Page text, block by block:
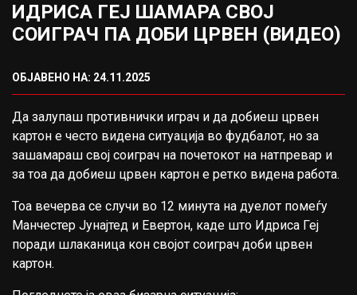
ИДРИСА ГЕЈ ШАМАРА СВОЈ
СОИГРАЧ ПА ДОБИ ЦРВЕН (ВИДЕО)
ОБЈАВЕНО НА: 24.11.2025
Да залупаш противнички играч и да добиеш црвен
картон е често видена ситуација во фудбалот, но за
зашамараш свој соиграч на почетокот на натпревар и
за тоа да добиеш црвен картон е ретко видена работа.
Тоа вечерва се случи во 12 минута на дуелот помеѓу
Манчестер Јунајтед и Евертон, каде што Идриса Геј
поради шлаканица кон својот соиграч доби црвен
картон.